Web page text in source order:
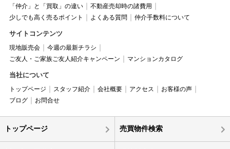
「仲介」と「買取」の違い
不動産売却時の諸費用
少しでも高く売るポイント
よくある質問 仲介手数料について
サイトコンテンツ
現地販売会
今週の最新チラシ
ご友人・ご家族ご友人紹介キャンペーン
マンションカタログ
当社について
トップページ スタッフ紹介 会社概要 アクセス
お客様の声
ブログ
お問合せ
トップページ 売買物件検索